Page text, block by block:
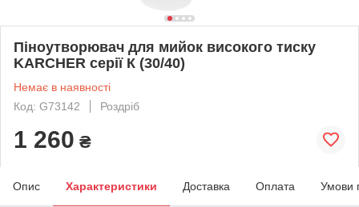
Піноутворювач для мийок високого тиску
KARCHER серії К (30/40)
Немає в наявності
Код: G73142
Роздріб
1 260 ₴
Опис Характеристики Доставка Оплата Умови